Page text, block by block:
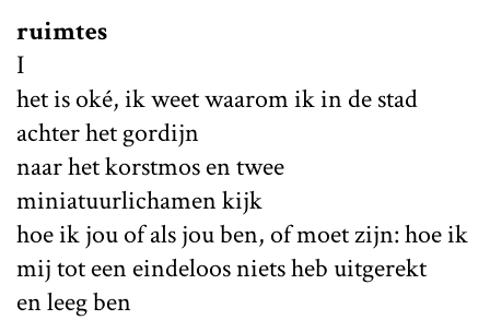
ruimtes
I
het is oké, ik weet waarom ik in de stad
achter het gordijn
naar het korstmos en twee
miniatuurlichamen kijk
hoe ik jou of als jou ben, of moet zijn: hoe ik
mij tot een eindeloos niets heb uitgerekt
en leeg ben